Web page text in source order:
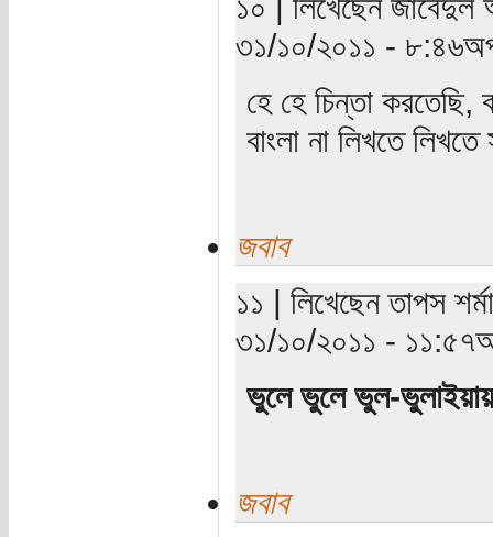
৩১/১০/২০১১ -
হে হে চিন্তা করতেছি,
বাংলা না লিখতে
জবাব
১১ | লিখেছেন তাপস
৩১/১০/২০১১ -
ভুলে ভুলে ভুল-
জবাব